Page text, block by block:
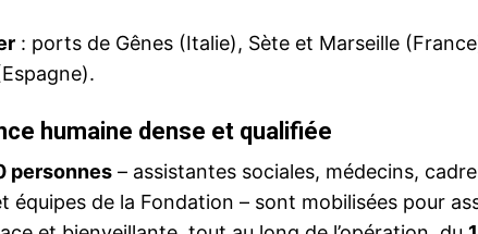
S'ABONNER MAINTENANT
: ports de Gênes (Italie), Sète et Marseille
humaine dense et qualifiée
personnes – assistantes sociales, médecins,
équipes de la Fondation – sont mobilisées pour